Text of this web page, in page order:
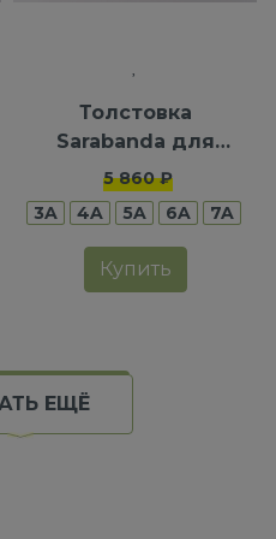
Толстовка
Sarabanda для
девочек
5 860 ₽
3A
4A 5A 6A 7A
Купить
ЕЩЁ